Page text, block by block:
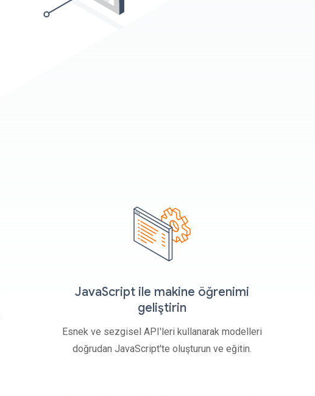
JavaScript ile makine öğrenimi
geliştirin
Esnek ve sezgisel API'leri kullanarak modelleri
doğrudan JavaScript'te oluşturun ve eğitin.